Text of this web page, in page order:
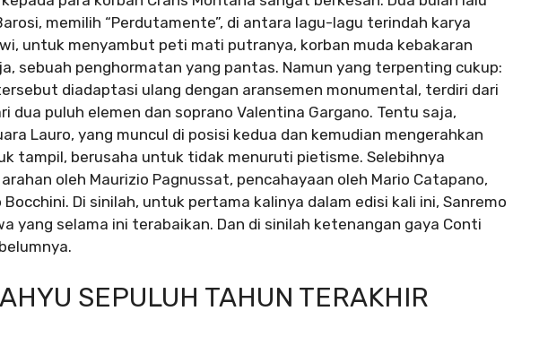
memilih “Perdutamente”, di antara lagu-lagu terindah karya
untuk menyambut peti mati putranya, korban muda kebakaran
sebuah penghormatan yang pantas. Namun yang terpenting cukup:
diadaptasi ulang dengan aransemen monumental, terdiri dari
dua puluh elemen dan soprano Valentina Gargano. Tentu saja,
Lauro, yang muncul di posisi kedua dan kemudian mengerahkan
tampil, berusaha untuk tidak menuruti pietisme. Selebihnya
oleh Maurizio Pagnussat, pencahayaan oleh Mario Catapano,
Di sinilah, untuk pertama kalinya dalam edisi kali ini, Sanremo
yang selama ini terabaikan. Dan di sinilah ketenangan gaya Conti
SEPULUH TAHUN TERAKHIR